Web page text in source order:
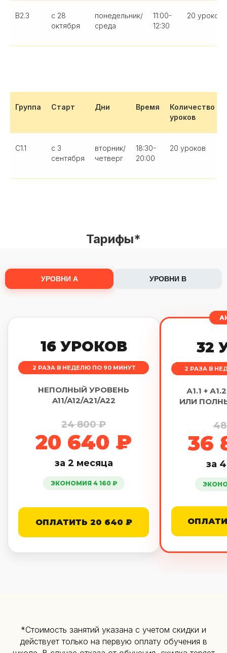
В2.3
с 28
октября
понедельник/
среда
11:00-
12:30
20 уроков
Группа Старт Дни Время
Количество
уроков
С1.1
с 3
сентября
вторник/
четверг
18:30-
20:00
20 уроков
Тарифы*
УРОВНИ А УРОВНИ В
16 УРОКОВ
2 РАЗА В НЕДЕЛЮ ПО 90 МИНУТ
НЕПОЛНЫЙ УРОВЕНЬ
A11/A12/A21/A22
24 800 ₽
20 640 ₽
за 2 месяца
ЭКОНОМИЯ 4 160 ₽
ОПЛАТИТЬ 20 640 ₽
32
2 РАЗА В
А1.1 +
ИЛИ
36
за
*Стоимость занятий указана с учетом скидки и
действует только на первую оплату обучения в